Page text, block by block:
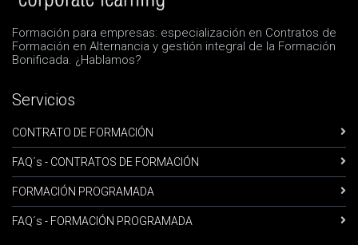
Formación para empresas: especialización en Contratos de
Formación en Alternancia y gestión integral de la Formación
Bonificada. ¿Hablamos?
Servicios
CONTRATO DE FORMACIÓN
FAQ´s - CONTRATOS DE FORMACIÓN
FORMACIÓN PROGRAMADA
FAQ´s - FORMACIÓN PROGRAMADA